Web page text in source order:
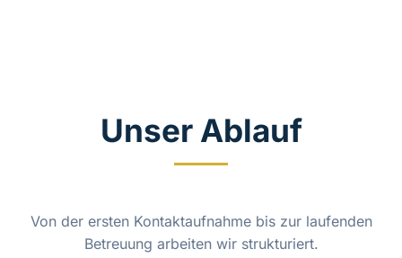
Unser Ablauf
Von der ersten Kontaktaufnahme bis zur laufenden
Betreuung arbeiten wir strukturiert.